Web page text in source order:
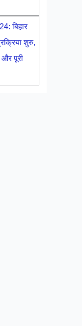
बिहार
शुरु,
पूरी